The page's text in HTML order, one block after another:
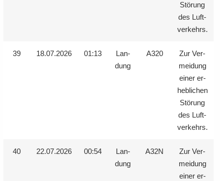
Stö­rung
des Luft­
ver­kehrs.
39 18.07.2026 01:13
Lan­
dung
A320
Zur Ver­
mei­dung
einer er­
heb­li­chen
Stö­rung
des Luft­
ver­kehrs.
40 22.07.2026 00:54
Lan­
dung
A32N
Zur Ver­
mei­dung
einer er­